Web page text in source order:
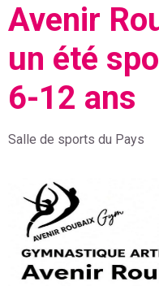
Avenir
un été
6-12 ans
Informations détaillées
Salle de sports du Pays